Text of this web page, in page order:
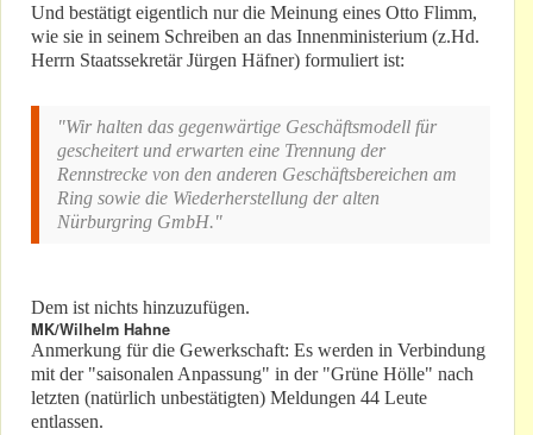
Und bestätigt eigentlich nur die Meinung eines Otto Flimm,
wie sie in seinem Schreiben an das Innenministerium (z.Hd.
Herrn Staatssekretär Jürgen Häfner) formuliert ist:
"Wir halten das gegenwärtige Geschäftsmodell für
gescheitert und erwarten eine Trennung der
Rennstrecke von den anderen Geschäftsbereichen am
Ring sowie die Wiederherstellung der alten
Nürburgring GmbH."
Dem ist nichts hinzuzufügen.
MK/Wilhelm Hahne
Anmerkung für die Gewerkschaft: Es werden in Verbindung
mit der "saisonalen Anpassung" in der "Grüne Hölle" nach
letzten (natürlich unbestätigten) Meldungen 44 Leute
entlassen.